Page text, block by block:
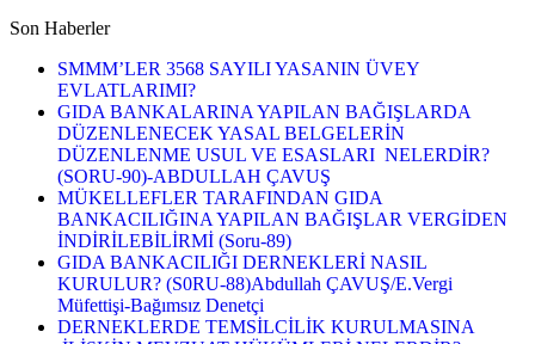
Son Haberler
SMMM’LER 3568 SAYILI YASANIN ÜVEY
EVLATLARIMI?
GIDA BANKALARINA YAPILAN BAĞIŞLARDA
DÜZENLENECEK YASAL BELGELERİN
DÜZENLENME USUL VE ESASLARI NELERDİR?
(SORU-90)-ABDULLAH ÇAVUŞ
MÜKELLEFLER TARAFINDAN GIDA
BANKACILIĞINA YAPILAN BAĞIŞLAR VERGİDEN
İNDİRİLEBİLİRMİ (Soru-89)
GIDA BANKACILIĞI DERNEKLERİ NASIL
KURULUR? (S0RU-88)Abdullah ÇAVUŞ/E.Vergi
Müfettişi-Bağımsız Denetçi
DERNEKLERDE TEMSİLCİLİK KURULMASINA